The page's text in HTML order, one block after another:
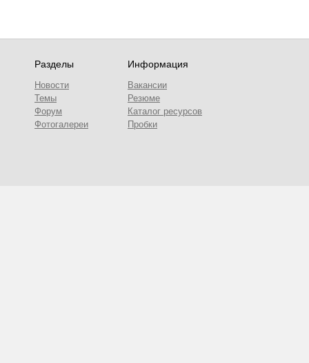
Разделы
Новости
Темы
Форум
Фотогалереи
Информация
Вакансии
Резюме
Каталог ресурсов
Пробки